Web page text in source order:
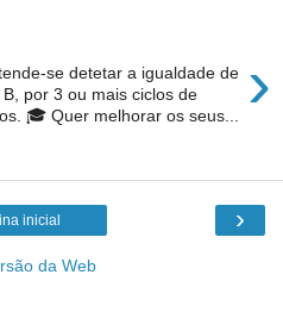
›
se detetar a igualdade de
por 3 ou mais ciclos de
🎓 Quer melhorar os seus...
›
inicial
da Web